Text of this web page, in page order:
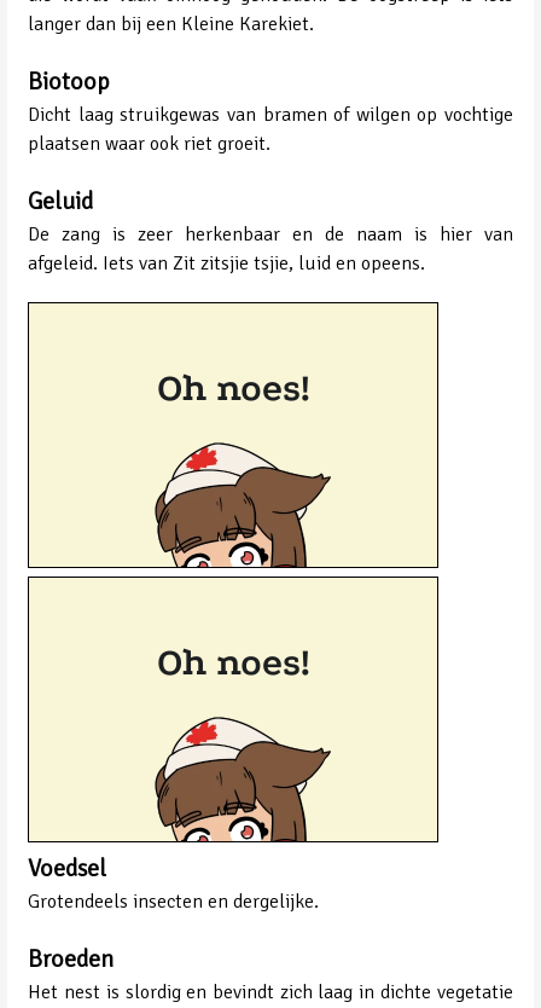
langer dan bij een Kleine Karekiet.
Biotoop
Dicht laag struikgewas van bramen of wilgen op vochtige
plaatsen waar ook riet groeit.
Geluid
De zang is zeer herkenbaar en de naam is hier van
afgeleid. Iets van Zit zitsjie tsjie, luid en opeens.
Voedsel
Grotendeels insecten en dergelijke.
Broeden
Het nest is slordig en bevindt zich laag in dichte vegetatie